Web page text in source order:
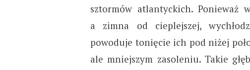
sztormów atlantyckich. Ponieważ
a zimna od cieplejszej,
powoduje tonięcie ich pod niżej
ale mniejszym zasoleniu. Takie